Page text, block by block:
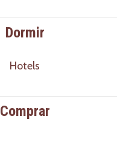
Dormir
Hotels
Comprar